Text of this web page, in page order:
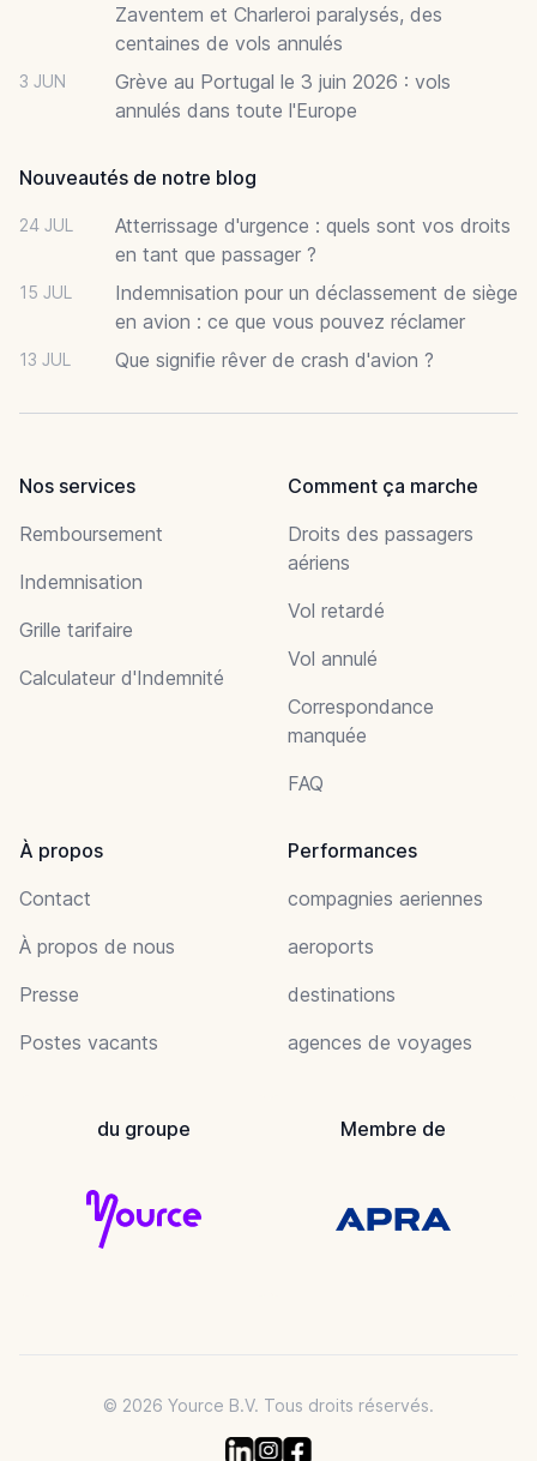
Zaventem et Charleroi paralysés, des
centaines de vols annulés
3 JUN
Grève au Portugal le 3 juin 2026 : vols
annulés dans toute l'Europe
Nouveautés de notre blog
24 JUL
Atterrissage d'urgence : quels sont vos droits
en tant que passager ?
15 JUL
Indemnisation pour un déclassement de siège
en avion : ce que vous pouvez réclamer
13 JUL Que signifie rêver de crash d'avion ?
Nos services
Remboursement
Indemnisation
Grille tarifaire
Calculateur d'Indemnité
Comment ça marche
Droits des passagers
aériens
Vol retardé
Vol annulé
Correspondance
manquée
FAQ
À propos
Contact
À propos de nous
Presse
Postes vacants
Performances
compagnies aeriennes
aeroports
destinations
agences de voyages
du groupe Membre de
© 2026 Yource B.V. Tous droits réservés.